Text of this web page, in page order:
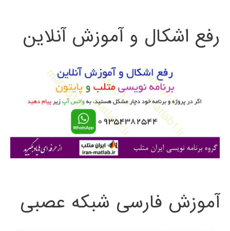
ج
ی
رفع اشکال و آموزش آنلاین
آموزش فارسی شبکه عصبی